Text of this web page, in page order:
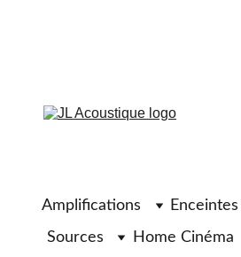
Amplifications
Enceintes
Sources
Home Cinéma